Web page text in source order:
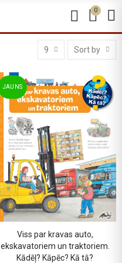
0
9 Sort by
JAUNS
PIEVIENOT GROZAM
Viss par kravas auto,
ekskavatoriem un traktoriem.
Kādēļ? Kāpēc? Kā tā?